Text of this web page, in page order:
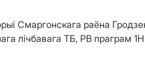
Смаргонскага раёна
лічбавага ТБ, РВ